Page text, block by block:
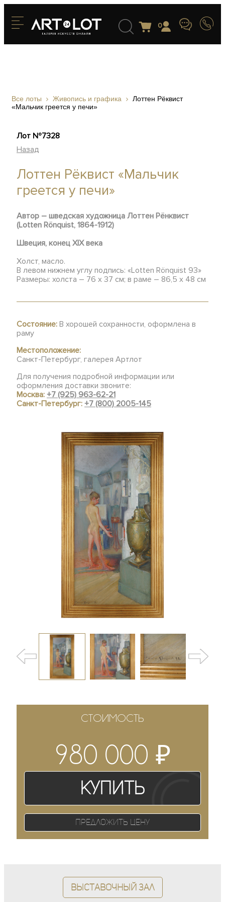
0
Все лоты Живопись и графика
Лоттен Рёквист
«Мальчик греется у печи»
Лот №7328
Назад
Лоттен Рёквист «Мальчик
греется у печи»
Автор – шведская художница Лоттен Рёнквист
(Lotten Rönquist, 1864-1912)
Швеция, конец XIX века
Холст, масло.
В левом нижнем углу подпись: «Lotten Rönquist 93»
Размеры: холста – 76 х 37 см; в раме – 86,5 х 48 см
Состояние: В хорошей сохранности, оформлена в
раму
Местоположение:
Санкт-Петербург, галерея Артлот
Для получения подробной информации или
оформления доставки звоните:
Москва:+7 (925) 963-62-21
Санкт-Петербург:+7 (800) 2005-145
СТОИМОСТЬ
980 000 ₽
Купить
Предложить цену
Выставочный зал